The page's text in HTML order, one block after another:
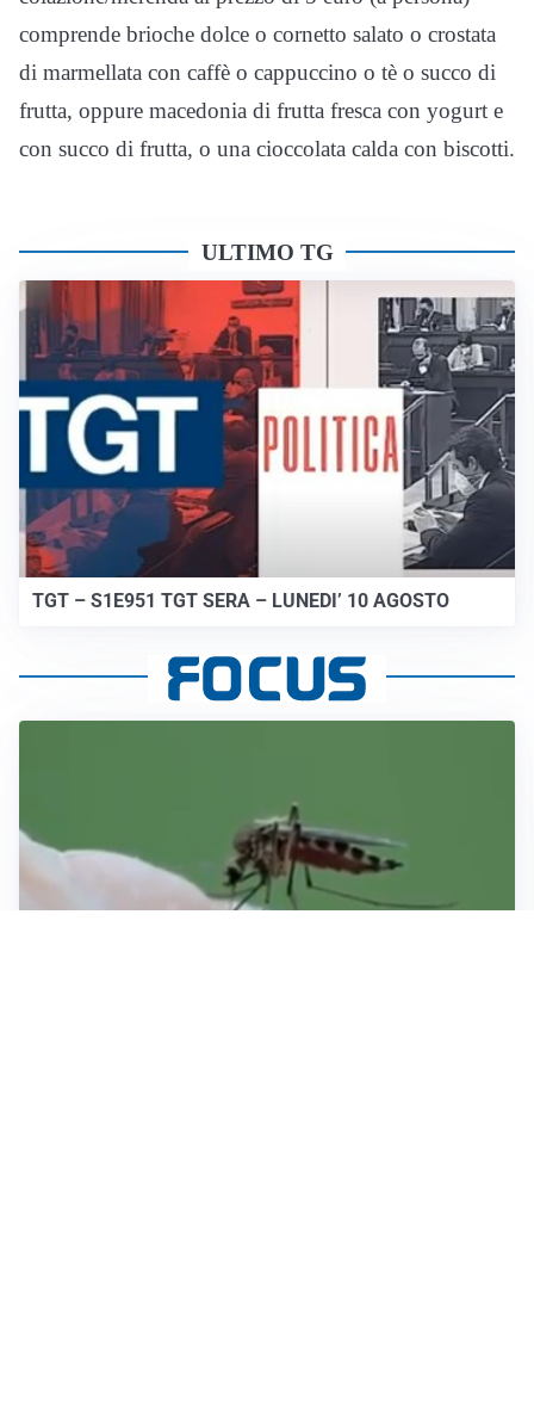
comprende brioche dolce o cornetto salato o crostata
di marmellata con caffè o cappuccino o tè o succo di
frutta, oppure macedonia di frutta fresca con yogurt e
con succo di frutta, o una cioccolata calda con biscotti.
ULTIMO TG
TGT – S1E951 TGT SERA – LUNEDI’ 10 AGOSTO